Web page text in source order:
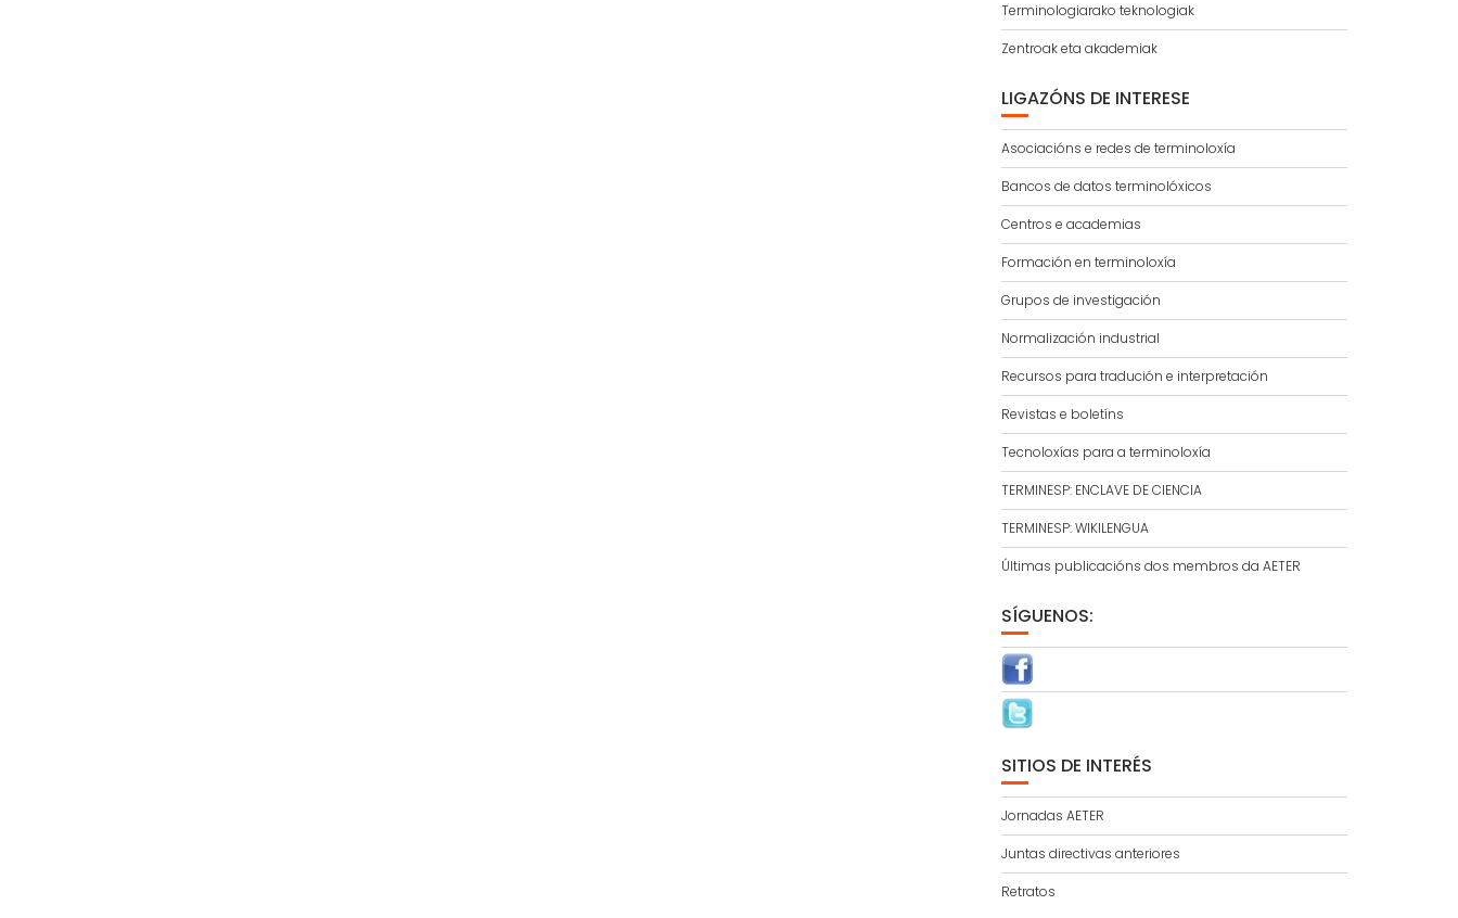
Terminologiarako teknologiak
Zentroak eta akademiak
LIGAZÓNS DE INTERESE
Asociacións e redes de terminoloxía
Bancos de datos terminolóxicos
Centros e academias
Formación en terminoloxía
Grupos de investigación
Normalización industrial
Recursos para tradución e interpretación
Revistas e boletíns
Tecnoloxías para a terminoloxía
TERMINESP: ENCLAVE DE CIENCIA
TERMINESP: WIKILENGUA
Últimas publicacións dos membros da AETER
SÍGUENOS:
SITIOS DE INTERÉS
Jornadas AETER
Juntas directivas anteriores
Retratos